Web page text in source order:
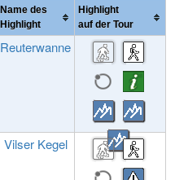
Name des
Highlight
Highlight
auf der Tour
Reuterwanne
Vilser Kegel